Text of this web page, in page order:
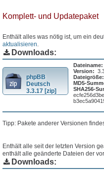
Komplett- und Updatepaket
Enthält alles was nötig ist, um ein
aktualisieren.
Downloads:
phpBB
Deutsch
3.3.17 [zip]
Dateiname:
Version:
Dateigröße:
MD5-
SHA256-
Tipp: Pakete anderer Versionen
Enthält alle seit der letzten Version
enthält alle geänderte Dateien der
Downloads: